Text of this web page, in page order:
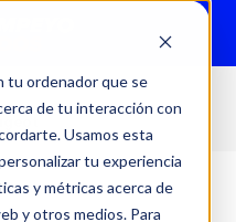
tu ordenador que se
de tu interacción con
Usamos esta
tu experiencia
y métricas acerca de
y otros medios. Para